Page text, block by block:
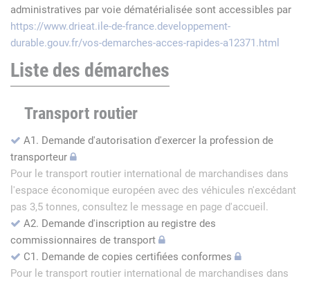
administratives par voie dématérialisée sont accessibles par
https://www.drieat.ile-de-france.developpement-
durable.gouv.fr/vos-demarches-acces-rapides-a12371.html
Liste des démarches
Transport routier
A1. Demande d'autorisation d'exercer la profession de
transporteur
Pour le transport routier international de marchandises dans
l'espace économique européen avec des véhicules n'excédant
pas 3,5 tonnes, consultez le message en page d'accueil.
A2. Demande d'inscription au registre des
commissionnaires de transport
C1. Demande de copies certifiées conformes
Pour le transport routier international de marchandises dans